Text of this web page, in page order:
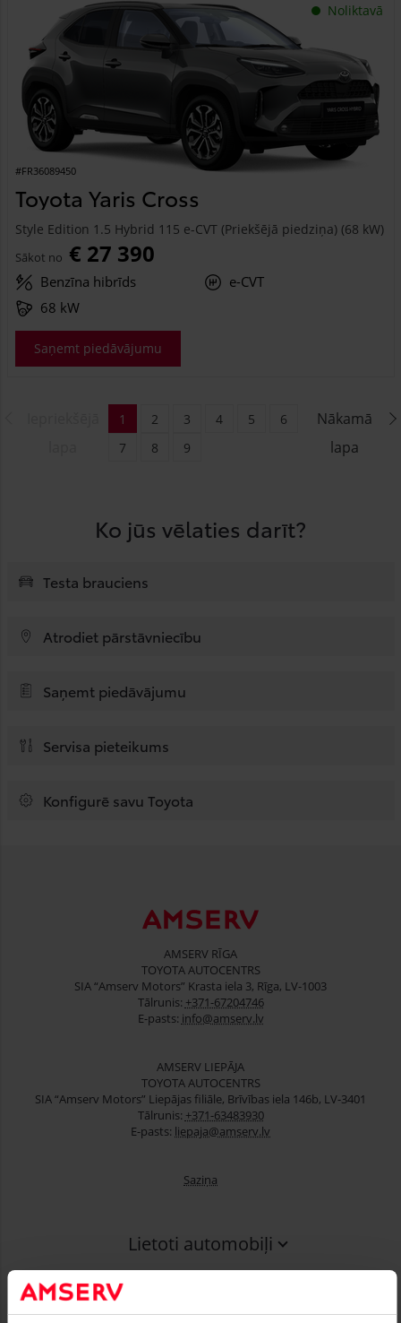
Noliktavā
#FR36089450
Toyota Yaris Cross
Style Edition 1.5 Hybrid 115 e-CVT (Priekšējā piedziņa) (68 kW)
Sākot no € 27 390
Benzīna hibrīds
e-CVT
68 kW
Saņemt piedāvājumu
Nākamā
lapa
1 2 3 4 5
6
7
8 9
Ko jūs vēlaties darīt?
Testa brauciens
Atrodiet pārstāvniecību
Saņemt piedāvājumu
Servisa pieteikums
Konfigurē savu Toyota
AMSERV RĪGA
TOYOTA AUTOCENTRS
SIA “Amserv Motors” Krasta iela 3, Rīga, LV-1003
Tālrunis: +371-67204746
E-pasts: info@amserv.lv
AMSERV LIEPĀJA
TOYOTA AUTOCENTRS
SIA “Amserv Motors” Liepājas filiāle, Brīvības iela 146b, LV-3401
Tālrunis: +371-63483930
E-pasts: liepaja@amserv.lv
Saziņa
Lietoti automobiļi
Serviss